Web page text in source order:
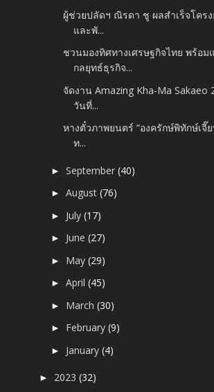
ผู้ช่วยปลัดฯ ณิรดา ชู ผลสำเร็จโครง
และพั...
ชวนมองทิศทางเศรษฐกิจไทย พร้อม
กลยุทธ์ธุรกิจ...
จัดงาน Amazing Kha-Ma Sakaeo
วันที่...
หางตั๋วภาพยนตร์ “องครักษ์พิทักษ์เจี๊
ท...
►September(40)
►August(76)
► July(17)
► June(27)
► May(29)
►April(45)
► March(30)
► February(9)
► January(4)
► 2023(32)